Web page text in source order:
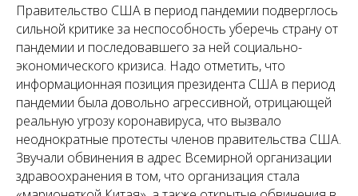
Правительство США в период пандемии подверглось
сильной критике за неспособность уберечь страну от
пандемии и последовавшего за ней социально-
экономического кризиса. Надо отметить, что
информационная позиция президента США в период
пандемии была довольно агрессивной, отрицающей
реальную угрозу коронавируса, что вызвало
неоднократные протесты членов правительства США.
Звучали обвинения в адрес Всемирной организации
здравоохранения в том, что организация стала